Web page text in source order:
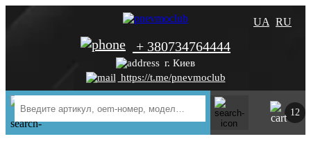
UA RU
+ 380734764444
г. Киев
https://t.me/pnevmoclub
12